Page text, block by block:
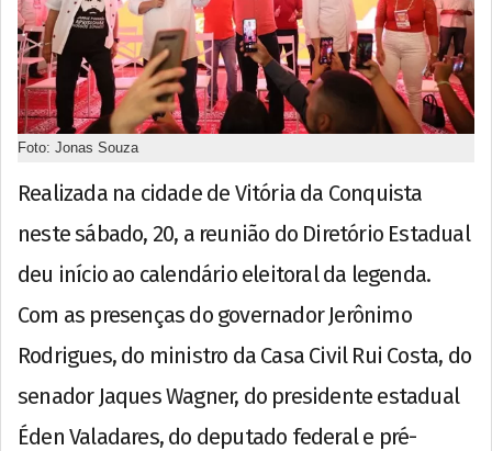
Foto: Jonas Souza
Realizada na cidade de Vitória da Conquista
neste sábado, 20, a reunião do Diretório Estadual
deu início ao calendário eleitoral da legenda.
Com as presenças do governador Jerônimo
Rodrigues, do ministro da Casa Civil Rui Costa, do
senador Jaques Wagner, do presidente estadual
Éden Valadares, do deputado federal e pré-